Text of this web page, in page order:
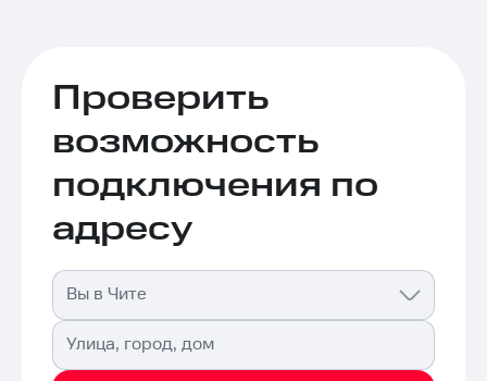
Проверить
возможность
подключения по
адресу
Вы в Чите
Улица, город, дом